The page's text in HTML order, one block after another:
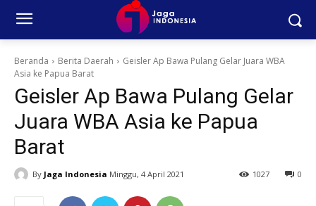
Beranda Berita Daerah
Geisler Ap Bawa Pulang Gelar Juara WBA
Asia ke Papua Barat
Geisler Ap Bawa Pulang Gelar
Juara WBA Asia ke Papua
Barat
By Jaga Indonesia Minggu, 4 April 2021 0
1027